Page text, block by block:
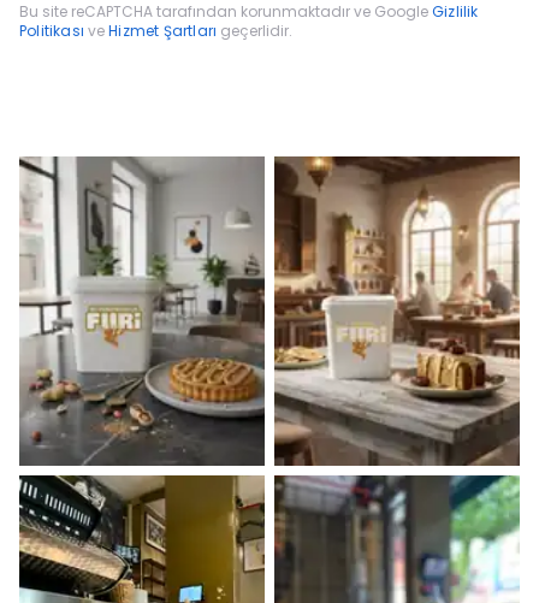
Bu site reCAPTCHA tarafından korunmaktadır ve GoogleGizlilik
PolitikasıveHizmet Şartları geçerlidir.